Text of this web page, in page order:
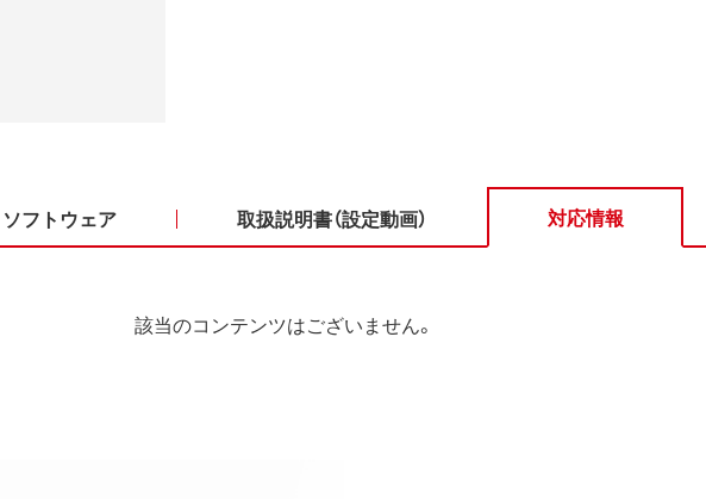
ソフトウェア 取扱説明書（設定動画） 対応情報
該当のコンテンツはございません。